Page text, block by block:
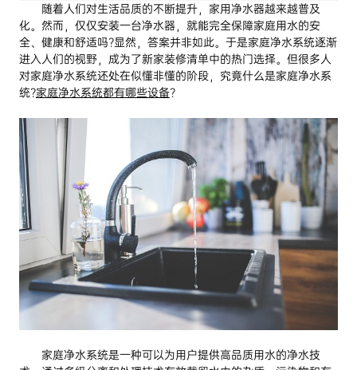
随着人们对生活品质的不断提升，家用净水器越来越普及
化。然而，仅仅安装一台净水器，就能完全保障家庭用水的安
全、健康和舒适吗?显然，答案并非如此。于是家庭净水系统逐渐
进入人们的视野，成为了新家装修清单中的热门选择。但很多人
对家庭净水系统还处在似懂非懂的阶段，究竟什么是家庭净水系
统?家庭净水系统都有哪些设备?
家庭净水系统是一种可以为用户提供高品质用水的净水技